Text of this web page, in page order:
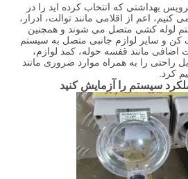
بهداشتی که انتخاب کرده اید را در
اعم از اقلامی مانند توالت، ادرار،
لوله کشی متصل می شوند و همچنین
و سایر لوازم جانبی متصل به سیستم
اضافی مانند قفسه حوله، کمد لوازم،
راحتی را به همراه موارد ضروری مانند
کرد.